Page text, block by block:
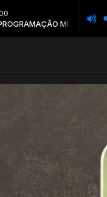
MUSICAL com
5